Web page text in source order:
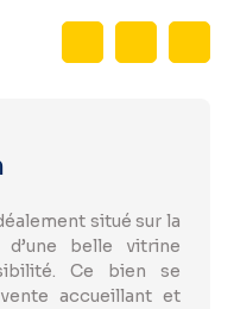
situé sur la
belle vitrine
Ce bien se
accueillant et